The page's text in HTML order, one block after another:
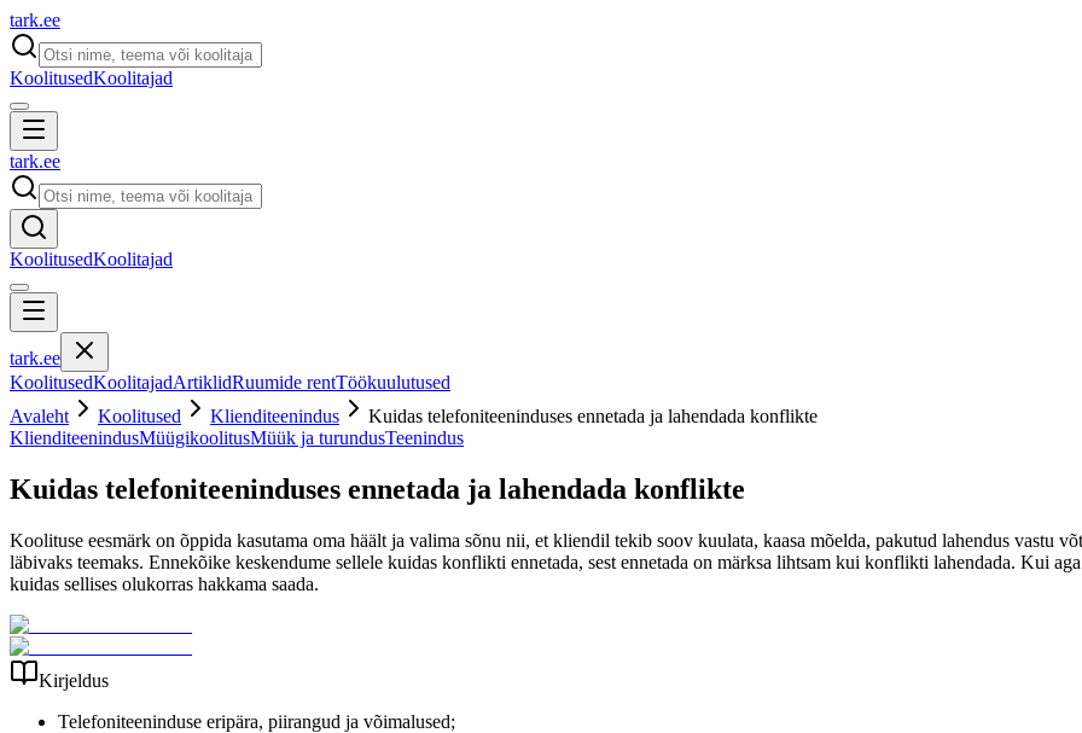
tark.ee
KoolitusedKoolitajad
tark.ee
KoolitusedKoolitajad
tark.ee
KoolitusedKoolitajadArtiklidRuumide rentTöökuulutused
Avaleht
Koolitused Klienditeenindus
Kuidas telefoniteeninduses ennetada ja lahendada konflikte
KlienditeenindusMüügikoolitusMüük ja turundusTeenindus
Kuidas telefoniteeninduses ennetada ja lahendada konflikte
Koolituse eesmärk on õppida kasutama oma häält ja valima sõnu nii, et kliendil tekib soov kuulata, kaasa mõelda, pakutud lahendus vastu
läbivaks teemaks. Ennekõike keskendume sellele kuidas konflikti ennetada, sest ennetada on märksa lihtsam kui konflikti lahendada. Kui
kuidas sellises olukorras hakkama saada.
Kirjeldus
Telefoniteeninduse eripära, piirangud ja võimalused;